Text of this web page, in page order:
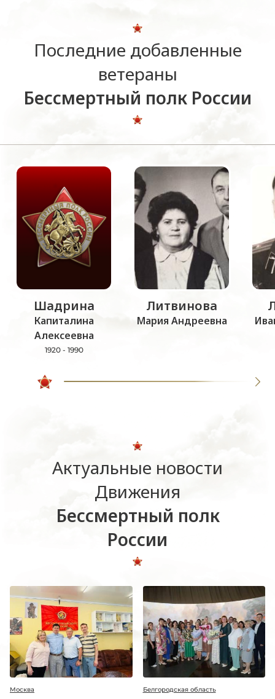
Последние добавленные
ветераны
Бессмертный полк России
Шадрина
Капиталина
Алексеевна
1920 - 1990
Литвинова
Мария Андреевна
Актуальные новости
Движения
Бессмертный полк
России
Москва Белгородская область